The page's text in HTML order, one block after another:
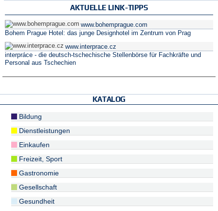
AKTUELLE LINK-TIPPS
www.bohemprague.com
Bohem Prague Hotel: das junge Designhotel im Zentrum von Prag
www.interprace.cz
interpráce - die deutsch-tschechische Stellenbörse für Fachkräfte und
Personal aus Tschechien
KATALOG
Bildung
Dienstleistungen
Einkaufen
Freizeit, Sport
Gastronomie
Gesellschaft
Gesundheit